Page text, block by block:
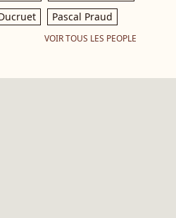
Pascal Praud
VOIR TOUS LES PEOPLE